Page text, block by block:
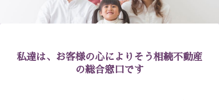
私達は、お客様の心によりそう相続不動産
の総合窓口です